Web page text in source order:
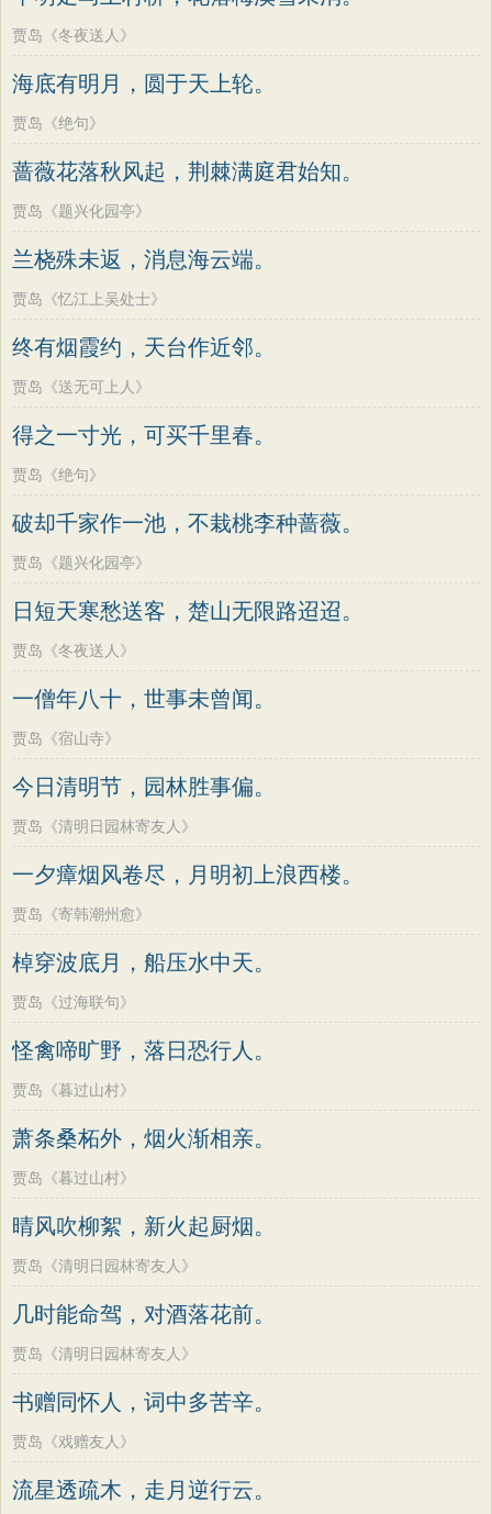
贾岛《冬夜送人》
海底有明月，圆于天上轮。
贾岛《绝句》
蔷薇花落秋风起，荆棘满庭君始知。
贾岛《题兴化园亭》
兰桡殊未返，消息海云端。
贾岛《忆江上吴处士》
终有烟霞约，天台作近邻。
贾岛《送无可上人》
得之一寸光，可买千里春。
贾岛《绝句》
破却千家作一池，不栽桃李种蔷薇。
贾岛《题兴化园亭》
日短天寒愁送客，楚山无限路迢迢。
贾岛《冬夜送人》
一僧年八十，世事未曾闻。
贾岛《宿山寺》
今日清明节，园林胜事偏。
贾岛《清明日园林寄友人》
一夕瘴烟风卷尽，月明初上浪西楼。
贾岛《寄韩潮州愈》
棹穿波底月，船压水中天。
贾岛《过海联句》
怪禽啼旷野，落日恐行人。
贾岛《暮过山村》
萧条桑柘外，烟火渐相亲。
贾岛《暮过山村》
晴风吹柳絮，新火起厨烟。
贾岛《清明日园林寄友人》
几时能命驾，对酒落花前。
贾岛《清明日园林寄友人》
书赠同怀人，词中多苦辛。
贾岛《戏赠友人》
流星透疏木，走月逆行云。